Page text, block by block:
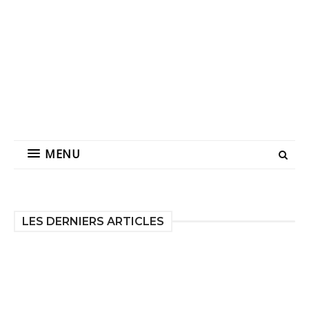
MENU
LES DERNIERS ARTICLES